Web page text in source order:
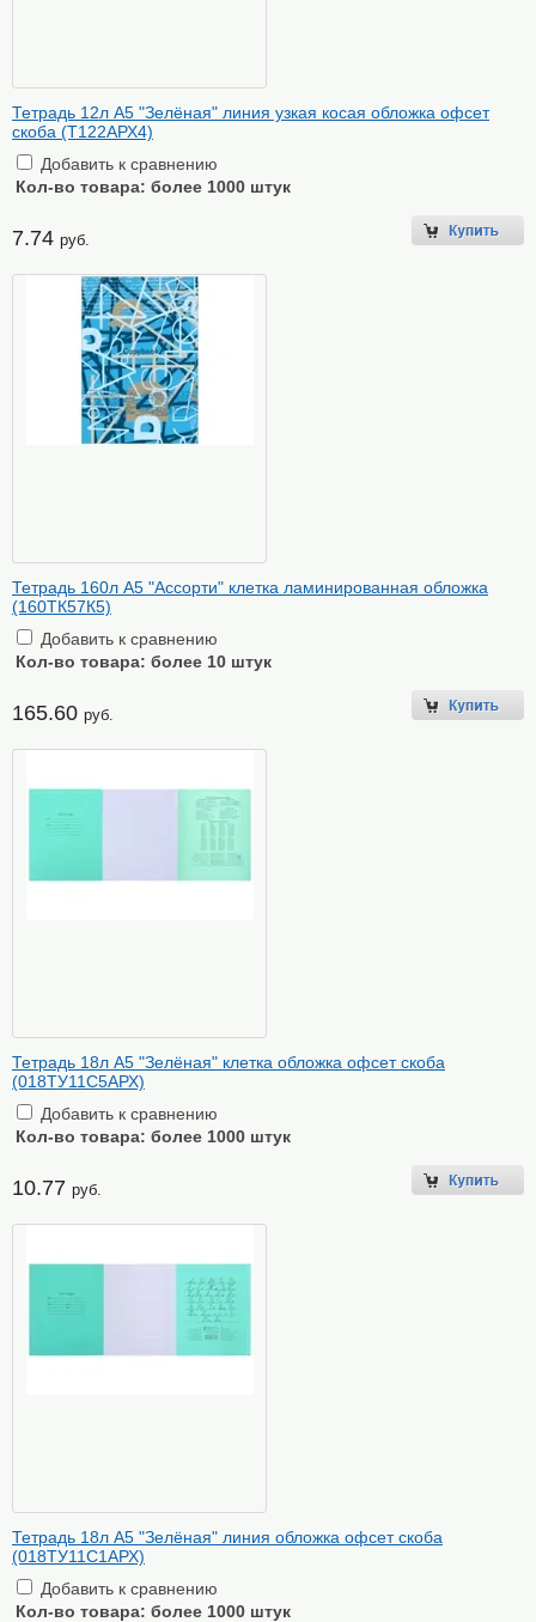
Тетрадь 12л А5 "Зелёная" линия узкая косая обложка офсет
скоба (Т122АРХ4)
Добавить к сравнению
Кол-во товара: более 1000 штук
7.74 руб.
Тетрадь 160л А5 "Ассорти" клетка ламинированная обложка
(160ТК57К5)
Добавить к сравнению
Кол-во товара: более 10 штук
165.60 руб.
Тетрадь 18л А5 "Зелёная" клетка обложка офсет скоба
(018ТУ11С5АРХ)
Добавить к сравнению
Кол-во товара: более 1000 штук
10.77 руб.
Тетрадь 18л А5 "Зелёная" линия обложка офсет скоба
(018ТУ11С1АРХ)
Добавить к сравнению
Кол-во товара: более 1000 штук